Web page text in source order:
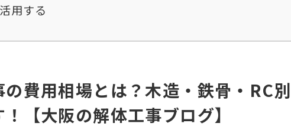
用する
費用相場とは？木造・鉄骨・RC
【大阪の解体工事ブログ】